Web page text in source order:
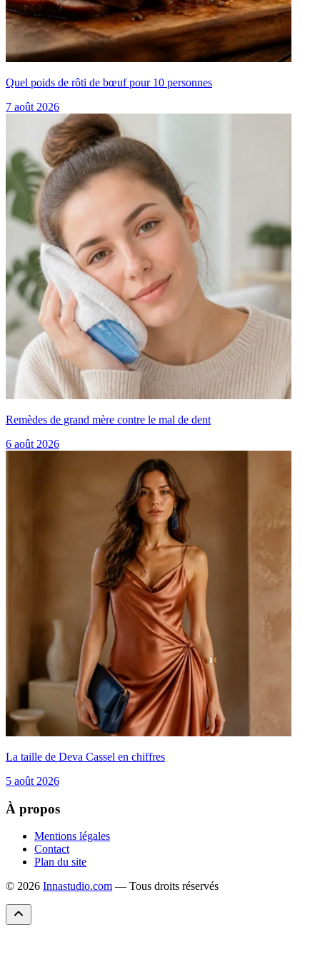
Quel poids de rôti de bœuf pour 10 personnes
7 août 2026
Remèdes de grand mère contre le mal de dent
6 août 2026
La taille de Deva Cassel en chiffres
5 août 2026
À propos
Mentions légales
Contact
Plan du site
© 2026 Innastudio.com — Tous droits réservés